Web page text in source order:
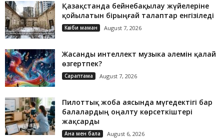
Қазақстанда бейнебақылау жүйелеріне
қойылатын бірыңғай талаптар енгізіледі
Кәсіби маман August 7, 2026
Жасанды интеллект музыка әлемін қалай
өзгертпек?
Сараптама August 7, 2026
Пилоттық жоба аясында мүгедектігі бар
балалардың оңалту көрсеткіштері
жақсарды
Ана мен бала August 6, 2026